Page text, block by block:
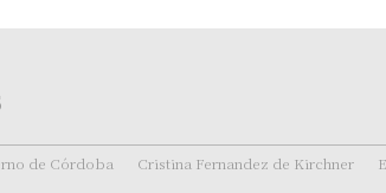
de Córdoba Cristina Fernandez de Kirchner